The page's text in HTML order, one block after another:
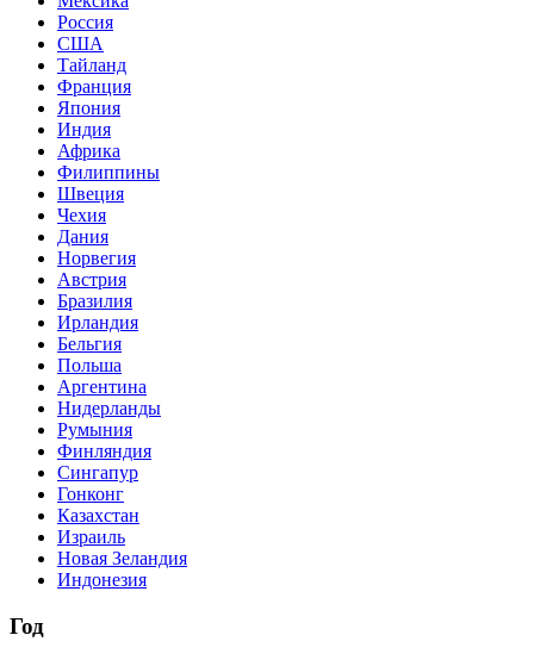
Россия
США
Тайланд
Франция
Япония
Индия
Африка
Филиппины
Швеция
Чехия
Дания
Норвегия
Австрия
Бразилия
Ирландия
Бельгия
Польша
Аргентина
Нидерланды
Румыния
Финляндия
Сингапур
Гонконг
Казахстан
Израиль
Новая Зеландия
Индонезия
Год